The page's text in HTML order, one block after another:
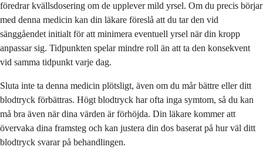
föredrar kvällsdosering om de upplever mild yrsel. Om du precis börjar
med denna medicin kan din läkare föreslå att du tar den vid
sänggåendet initialt för att minimera eventuell yrsel när din kropp
anpassar sig. Tidpunkten spelar mindre roll än att ta den konsekvent
vid samma tidpunkt varje dag.
Sluta inte ta denna medicin plötsligt, även om du mår bättre eller ditt
blodtryck förbättras. Högt blodtryck har ofta inga symtom, så du kan
må bra även när dina värden är förhöjda. Din läkare kommer att
övervaka dina framsteg och kan justera din dos baserat på hur väl ditt
blodtryck svarar på behandlingen.